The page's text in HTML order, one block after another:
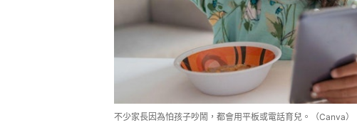
不少家長因為怕孩子吵鬧，都會用平板或電話育兒。（Canva）